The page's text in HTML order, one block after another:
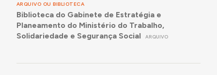
ARQUIVO OU BIBLIOTECA
Biblioteca do Gabinete de Estratégia e
Planeamento do Ministério do Trabalho,
Solidariedade e Segurança Social
ARQUIVO